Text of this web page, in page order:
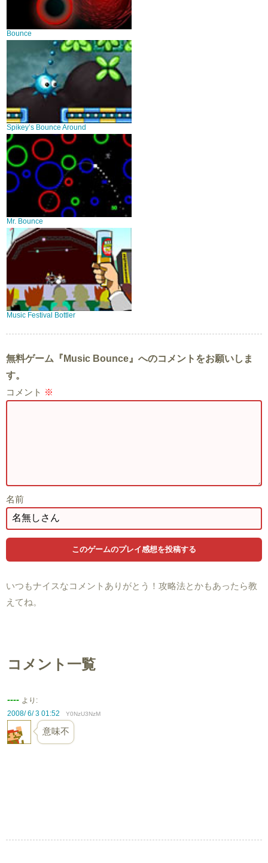
Bounce
Spikey’s Bounce Around
Mr. Bounce
Music Festival Bottler
無料ゲーム『Music Bounce』へのコメントをお願いしま
す。
コメント ※
名前
いつもナイスなコメントありがとう！攻略法とかもあったら教
えてね。
コメント一覧
---- より:
2008/ 6/ 3 01:52
Y0NzU3NzM
意味不